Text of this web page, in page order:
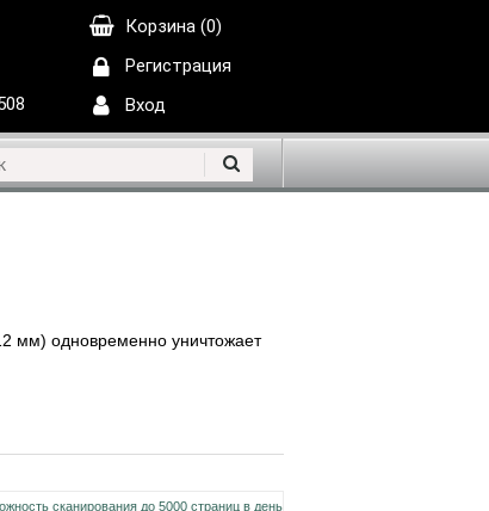
Корзина (0)
Регистрация
Вход
мм) одновременно уничтожает